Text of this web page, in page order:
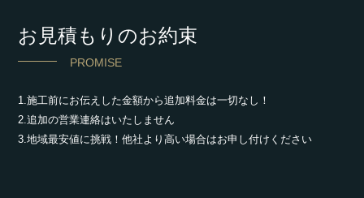
お見積もりのお約束
PROMISE
1.施工前にお伝えした金額から追加料金は一切なし！
2.追加の営業連絡はいたしません
3.地域最安値に挑戦！他社より高い場合はお申し付けください